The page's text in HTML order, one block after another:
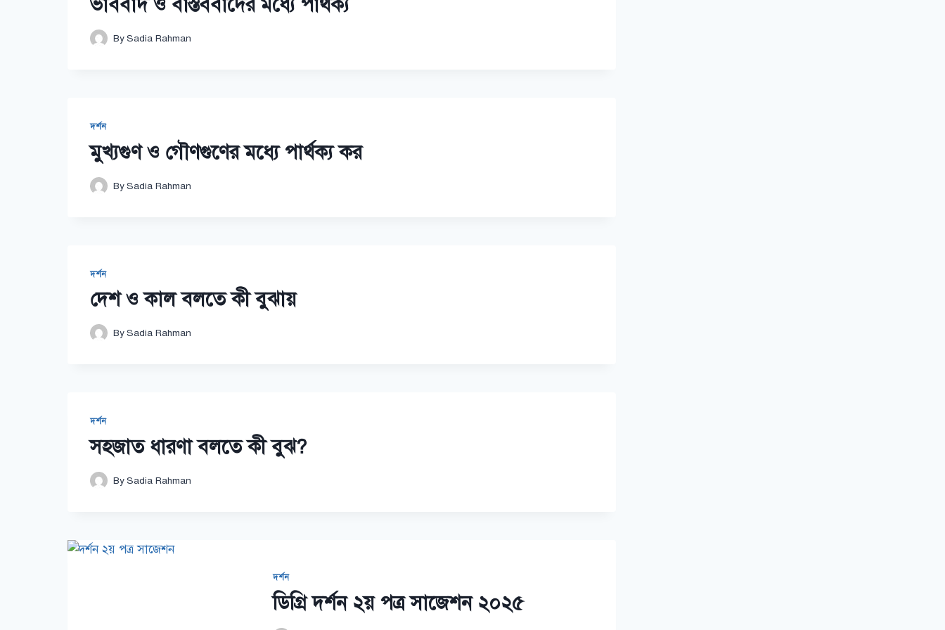
BySadia Rahman
দর্শন
মুখ্যগুণ ও গৌণগুণের মধ্যে পার্থক্য কর
BySadia Rahman
দর্শন
দেশ ও কাল বলতে কী বুঝায়
BySadia Rahman
দর্শন
সহজাত ধারণা বলতে কী বুঝ?
BySadia Rahman
দর্শন
ডিগ্রি দর্শন ২য় পত্র সাজেশন ২০২৫